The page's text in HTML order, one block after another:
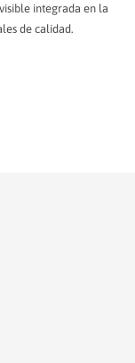
integrada en la
de calidad.